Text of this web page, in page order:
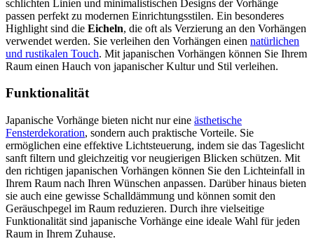
schlichten Linien und minimalistischen Designs der Vorhänge
passen perfekt zu modernen Einrichtungsstilen. Ein besonderes
Highlight sind die Eicheln, die oft als Verzierung an den Vorhängen
verwendet werden. Sie verleihen den Vorhängen einen natürlichen
und rustikalen Touch. Mit japanischen Vorhängen können Sie Ihrem
Raum einen Hauch von japanischer Kultur und Stil verleihen.
Funktionalität
Japanische Vorhänge bieten nicht nur eine ästhetische
Fensterdekoration, sondern auch praktische Vorteile. Sie
ermöglichen eine effektive Lichtsteuerung, indem sie das Tageslicht
sanft filtern und gleichzeitig vor neugierigen Blicken schützen. Mit
den richtigen japanischen Vorhängen können Sie den Lichteinfall in
Ihrem Raum nach Ihren Wünschen anpassen. Darüber hinaus bieten
sie auch eine gewisse Schalldämmung und können somit den
Geräuschpegel im Raum reduzieren. Durch ihre vielseitige
Funktionalität sind japanische Vorhänge eine ideale Wahl für jeden
Raum in Ihrem Zuhause.